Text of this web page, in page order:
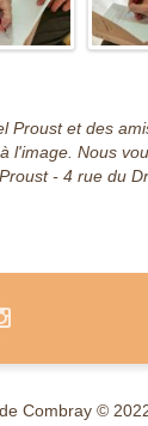
et des
Nous
- 4 rue du
Combray ©